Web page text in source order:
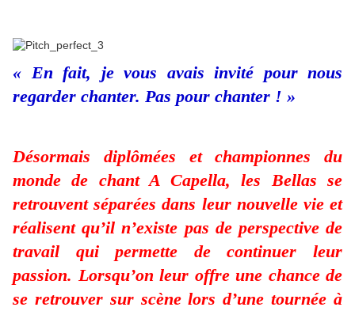
« En fait, je vous avais invité pour nous
regarder chanter. Pas pour chanter ! »
Désormais diplômées et championnes du
monde de chant A Capella, les Bellas se
retrouvent séparées dans leur nouvelle vie et
réalisent qu’il n’existe pas de perspective de
travail qui permette de continuer leur
passion. Lorsqu’on leur offre une chance de
se retrouver sur scène lors d’une tournée à